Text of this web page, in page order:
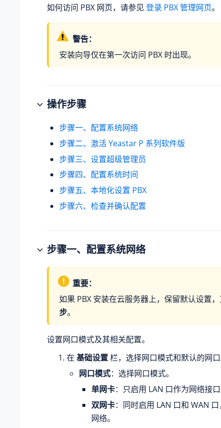
如何访问 PBX 网页，请参见 登录 PBX 管理网页。
警告：
安装向导仅在第一次访问 PBX 时出现。
操作步骤
步骤一、配置系统网络
步骤二、激活 Yeastar P 系列软件版
步骤三、设置超级管理员
步骤四、配置系统时间
步骤五、本地化设置 PBX
步骤六、检查并确认配置
步骤一、配置系统网络
重要：
如果 PBX 安装在云服务器上，保留默认设置
步。
设置网口模式及其相关配置。
在 基础设置栏，选择网口模式和默认的网
网口模式：选择网口模式。
单网卡：只启用 LAN 口作为网络接
双网卡：同时启用 LAN 口和 WAN
网络。